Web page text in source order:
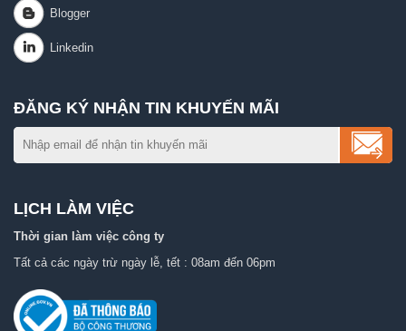
ĐĂNG KÝ NHẬN TIN KHUYẾN MÃI
LỊCH LÀM VIỆC
Thời gian làm việc công ty
Tất cả các ngày trừ ngày lễ, tết : 08am đến 06pm